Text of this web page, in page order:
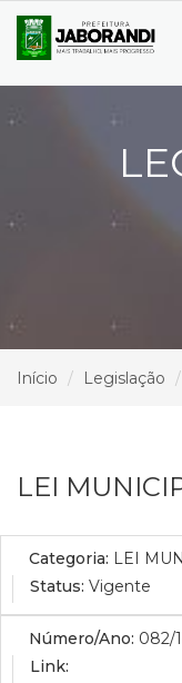
Início Legislação
LEI
Categoria: LEI
Status: Vigente
Número/Ano: 082/
Link: